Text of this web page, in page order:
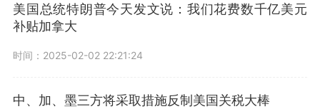
美国总统特朗普今天发文说：我们花费数千亿美元
补贴加拿大
时间：2025-02-02 22:21:24
中、加、墨三方将采取措施反制美国关税大棒